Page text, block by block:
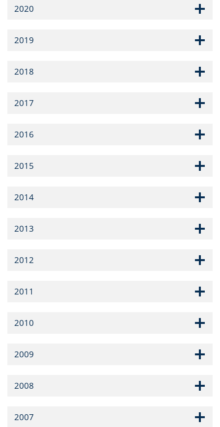
2020
2019
2018
2017
2016
2015
2014
2013
2012
2011
2010
2009
2008
2007